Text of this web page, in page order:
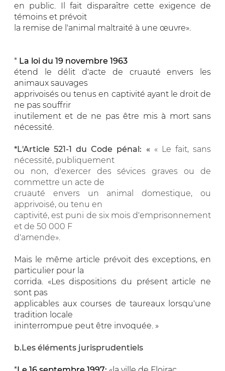
en public. Il fait disparaître cette exigence de
témoins et prévoit
la remise de l'animal maltraité à une œuvre».
* La loi du 19 novembre 1963
étend le délit d'acte de cruauté envers les
animaux sauvages
apprivoisés ou tenus en captivité ayant le droit de
ne pas souffrir
inutilement et de ne pas être mis à mort sans
nécessité.
*L'Article 521-1 du Code pénal: «« Le fait, sans
nécessité, publiquement
ou non, d'exercer des sévices graves ou de
commettre un acte de
cruauté envers un animal domestique, ou
apprivoisé, ou tenu en
captivité, est puni de six mois d'emprisonnement
et de 50 000 F
d'amende».
Mais le même article prévoit des exceptions, en
particulier pour la
corrida. «Les dispositions du présent article ne
sont pas
applicables aux courses de taureaux lorsqu'une
tradition locale
ininterrompue peut être invoquée. »
b.Les éléments jurisprudentiels